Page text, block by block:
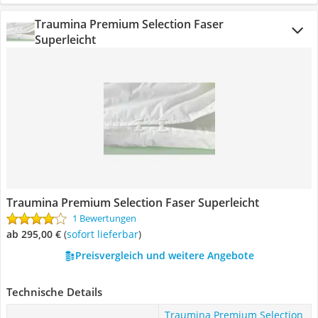
Traumina Premium Selection Faser
Superleicht
Traumina Premium Selection Faser Superleicht
1 Bewertungen
ab 295,00 € ( Sofort lieferbar)
Preisvergleich und weitere Angebote
Technische Details
Traumina Premium Selection